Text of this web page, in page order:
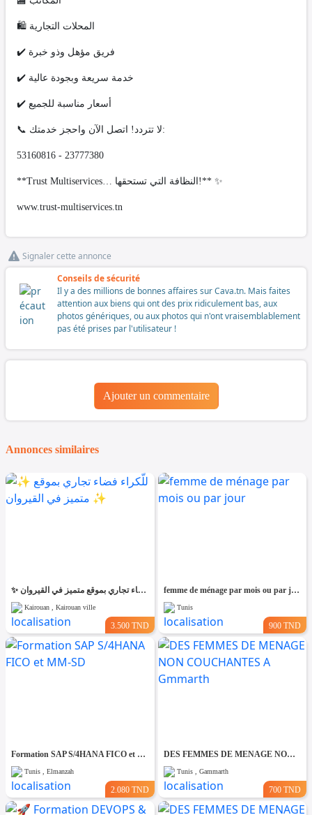
🛍️ المحلات التجارية
✔️ فريق مؤهل وذو خبرة
✔️ خدمة سريعة وبجودة عالية
✔️ أسعار مناسبة للجميع
📞 لا تتردد! اتصل الآن واحجز خدمتك:
53160816 - 23777380
**Trust Multiservices… النظافة التي تستحقها!** ✨
www.trust-multiservices.tn
Signaler cette annonce
Conseils de sécurité
Il y a des millions de bonnes affaires sur Cava.tn. Mais faites
attention aux biens qui ont des prix ridiculement bas, aux
photos génériques, ou aux photos qui n'ont vraisemblablement
pas été prises par l'utilisateur !
Ajouter un commentaire
Annonces similaires
✨ للّكراء فضاء تجاري بموقع متميز في القيروان ✨
Kairouan , Kairouan ville
3.500 TND
femme de ménage par mois ou par jour
Tunis
900 TND
Formation SAP S/4HANA FICO et MM-SD
Tunis , Elmanzah
2.080 TND
DES FEMMES DE MENAGE NON COUCHANTES A Gmmarth
Tunis , Gammarth
700 TND